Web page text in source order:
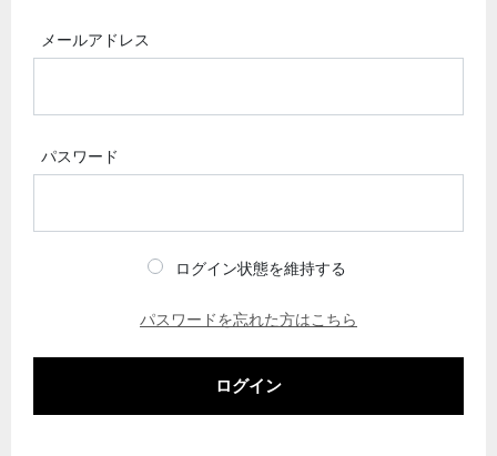
メールアドレス
パスワード
ログイン状態を維持する
パスワードを忘れた方はこちら
ログイン